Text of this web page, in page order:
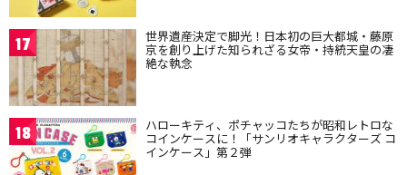
17 世界遺産決定で脚光！日本初の巨大都城・藤原
京を創り上げた知られざる女帝・持統天皇の凄
絶な執念
18 ハローキティ、ポチャッコたちが昭和レトロな
コインケースに！「サンリオキャラクターズ コ
インケース」第２弾